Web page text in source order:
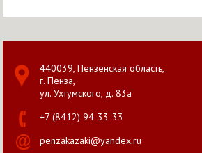
440039, Пензенская область,
г. Пенза,
ул. Ухтумского, д. 83а
+7 (8412) 94-33-33
penzakazaki@yandex.ru